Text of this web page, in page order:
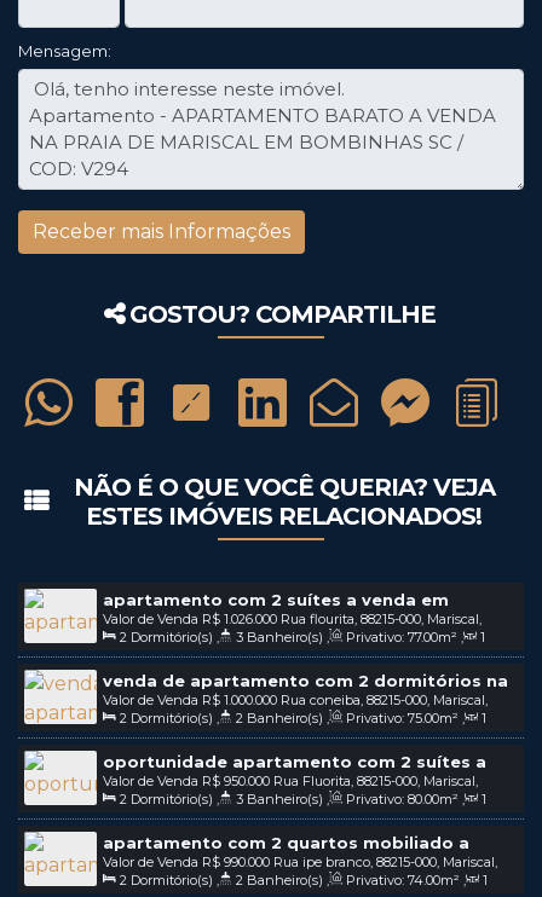
Mensagem:
GOSTOU? COMPARTILHE
NÃO É O QUE VOCÊ QUERIA? VEJA
ESTES IMÓVEIS RELACIONADOS!
apartamento com 2 suítes a venda em
mariscal em bombinhas - sc
R$ 1.026.000
Valor de Venda
Rua flourita, 88215-000, Mariscal,
Bombinhas, Santa Catarina, Brasil
2 Dormitório(s) 3 Banheiro(s) Privativo: 77.00m²
1
Sala(s) , 2 Suíte(s) , 2 Vaga(s)
venda de apartamento com 2 dormitórios na
praia do Mariscal em Bombinhas - SC / COD:
v207
R$ 1.000.000
Valor de Venda
Rua coneiba, 88215-000, Mariscal,
Bombinhas, Santa Catarina, Brasil
2 Dormitório(s) 2 Banheiro(s) Privativo: 75.00m²
1
Sala(s) , 1 ~ 2 Suíte(s) , 2 Vaga(s)
oportunidade apartamento com 2 suítes a
venda na praia de Mariscal em bombinhas - sc
/ COD: v224
R$ 950.000
Valor de Venda
Rua Fluorita, 88215-000, Mariscal,
Bombinhas, Santa Catarina, Brasil
2 Dormitório(s) 3 Banheiro(s) Privativo: 80.00m²
1
Sala(s) , 2 Suíte(s) , 2 Vaga(s)
apartamento com 2 quartos mobiliado a
venda na praia de mariscal em bombinhas sc /
COD: V230
R$ 990.000
Valor de Venda
Rua ipe branco, 88215-000, Mariscal,
Bombinhas, Santa Catarina, Brasil
2 Dormitório(s) 2 Banheiro(s) Privativo: 74.00m²
1